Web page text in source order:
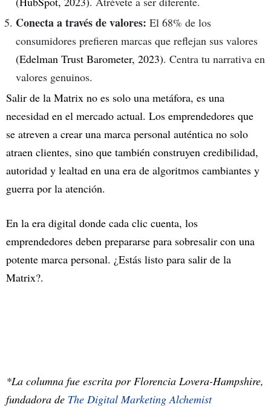
Conecta a través de valores: El 68% de los
consumidores prefieren marcas que reflejan sus valores
(Edelman Trust Barometer, 2023). Centra tu narrativa en
valores genuinos.
Salir de la Matrix no es solo una metáfora, es una
necesidad en el mercado actual. Los emprendedores que
se atreven a crear una marca personal auténtica no solo
atraen clientes, sino que también construyen credibilidad,
autoridad y lealtad en una era de algoritmos cambiantes y
guerra por la atención.
En la era digital donde cada clic cuenta, los
emprendedores deben prepararse para sobresalir con una
potente marca personal. ¿Estás listo para salir de la
Matrix?.
*La columna fue escrita por Florencia Lovera-Hampshire,
fundadora de The Digital Marketing Alchemist